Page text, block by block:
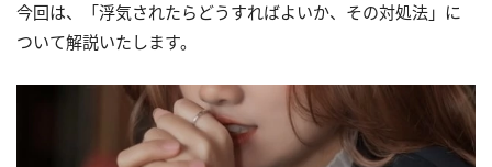
今回は、「浮気されたらどうすればよいか、その対処法」に
ついて解説いたします。